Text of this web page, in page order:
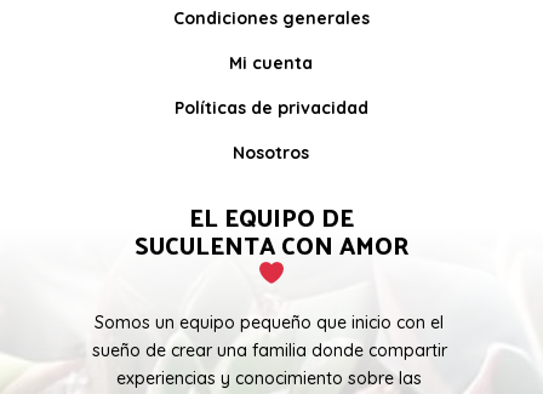
Condiciones generales
Mi cuenta
Políticas de privacidad
Nosotros
EL EQUIPO DE
SUCULENTA CON AMOR
Somos un equipo pequeño que inicio con el
sueño de crear una familia donde compartir
experiencias y conocimiento sobre las